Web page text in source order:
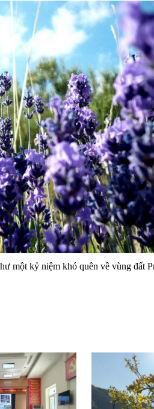
một kỷ niệm khó quên về vùng đất